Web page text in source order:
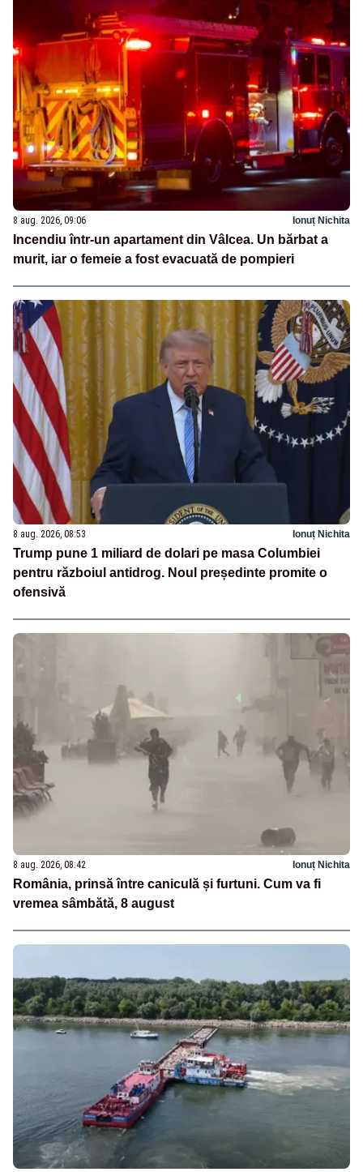
8 aug. 2026, 09:06 Ionuț Nichita
Incendiu într-un apartament din Vâlcea. Un bărbat a
murit, iar o femeie a fost evacuată de pompieri
8 aug. 2026, 08:53 Ionuț Nichita
Trump pune 1 miliard de dolari pe masa Columbiei
pentru războiul antidrog. Noul președinte promite o
ofensivă
8 aug. 2026, 08:42 Ionuț Nichita
România, prinsă între caniculă și furtuni. Cum va fi
vremea sâmbătă, 8 august